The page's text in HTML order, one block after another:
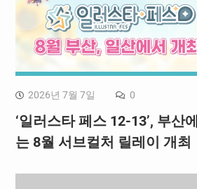
2026년 7월 7일 0
‘일러스타 페스 12-13’, 부산
는 8월 서브컬처 릴레이 개최